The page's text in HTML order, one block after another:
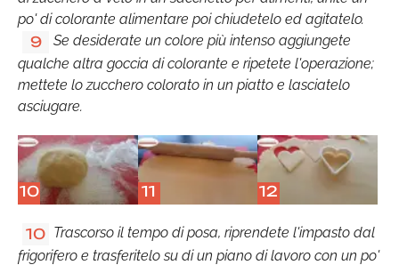
po' di colorante alimentare poi chiudetelo ed agitatelo.
9
Se desiderate un colore più intenso aggiungete
qualche altra goccia di colorante e ripetete l'operazione;
mettete lo zucchero colorato in un piatto e lasciatelo
asciugare.
10 11 12
10 Trascorso il tempo di posa, riprendete l'impasto dal
frigorifero e trasferitelo su di un piano di lavoro con un po'